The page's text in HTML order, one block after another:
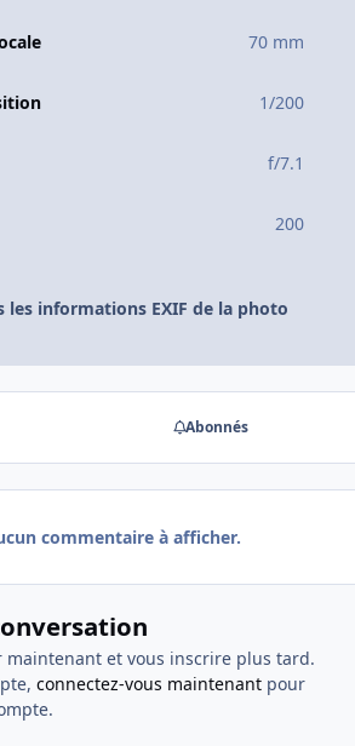
70 mm
1/200
f/7.1
200
informations EXIF de la photo
Abonnés
commentaire à afficher.
maintenant et vous inscrire plus tard.
connectez-vous maintenantpour